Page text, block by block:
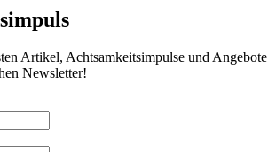
Artikel, Achtsamkeitsimpulse und Angebote
Newsletter!